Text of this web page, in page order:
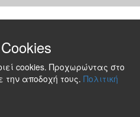
cookies. Προχωρώντας στο
την αποδοχή τους. Πολιτική